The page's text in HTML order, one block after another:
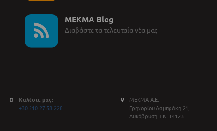
MEKMA Blog
∆ιαβάστε τα τελευταία νέα μας
Καλέστε μας:
+30 210 27 58 228
ΜΕΚΜΑ Α.Ε.
Γρηγορίου Λαμπράκη 21,
Λυκόβρυση Τ.Κ. 14123